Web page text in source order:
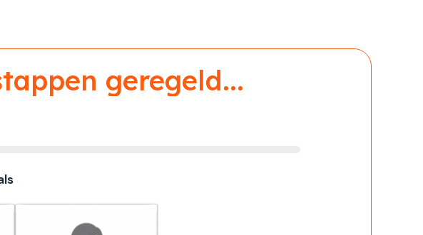
geregeld...